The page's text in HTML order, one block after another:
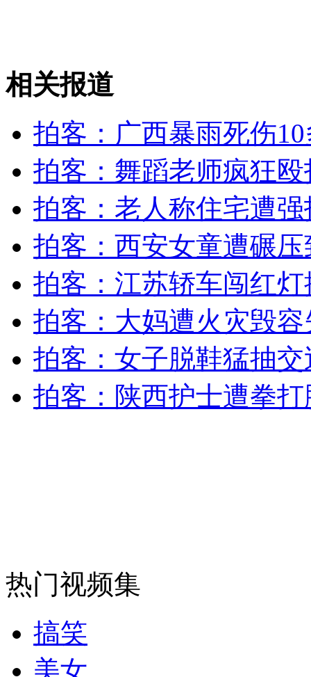
安徽一实载49人客车翻车
走！跟着总书记去植树
消防员救轻生者 花炮节热闹非凡 减压"枕头大战"
纽约上演“枕头大战”
相关报道
拍客：广西暴雨死伤
拍客：舞蹈老师疯狂
拍客：老人称住宅遭
拍客：西安女童遭碾
拍客：江苏轿车闯红
拍客：大妈遭火灾毁
拍客：女子脱鞋猛抽
拍客：陕西护士遭拳
热门视频集
搞笑
美女